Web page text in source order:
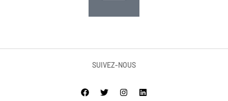
SUIVEZ-NOUS